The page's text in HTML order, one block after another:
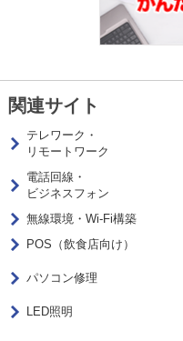
関連サイト
テレワーク・
リモートワーク
電話回線・
ビジネスフォン
無線環境・Wi-Fi構築
POS（飲食店向け）
パソコン修理
LED照明